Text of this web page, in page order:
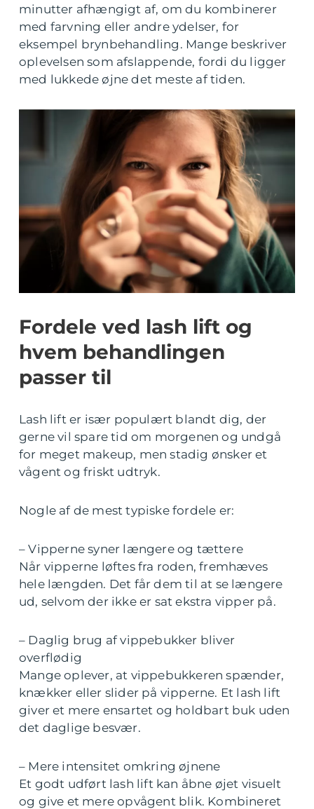
minutter afhængigt af, om du kombinerer
med farvning eller andre ydelser, for
eksempel brynbehandling. Mange beskriver
oplevelsen som afslappende, fordi du ligger
med lukkede øjne det meste af tiden.
Fordele ved lash lift og
hvem behandlingen
passer til
Lash lift er især populært blandt dig, der
gerne vil spare tid om morgenen og undgå
for meget makeup, men stadig ønsker et
vågent og friskt udtryk.
Nogle af de mest typiske fordele er:
– Vipperne syner længere og tættere
Når vipperne løftes fra roden, fremhæves
hele længden. Det får dem til at se længere
ud, selvom der ikke er sat ekstra vipper på.
– Daglig brug af vippebukker bliver
overflødig
Mange oplever, at vippebukkeren spænder,
knækker eller slider på vipperne. Et lash lift
giver et mere ensartet og holdbart buk uden
det daglige besvær.
– Mere intensitet omkring øjnene
Et godt udført lash lift kan åbne øjet visuelt
og give et mere opvågent blik. Kombineret